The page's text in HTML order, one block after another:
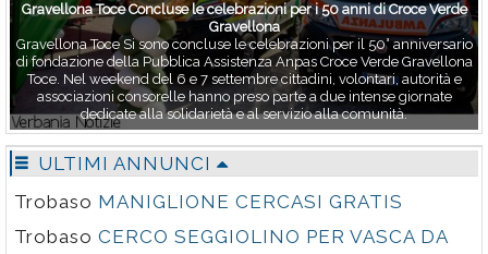
Gravellona Toce Concluse le celebrazioni per i 50 anni di Croce Verde
Gravellona
Gravellona Toce Si sono concluse le celebrazioni per il 50° anniversario
di fondazione della Pubblica Assistenza Anpas Croce Verde Gravellona
Toce. Nel weekend del 6 e 7 settembre cittadini, volontari, autorità e
associazioni consorelle hanno preso parte a due intense giornate
dedicate alla solidarietà e al servizio alla comunità.
ULTIMI ANNUNCI
Trobaso MANIGLIONE CERCASI GRATIS
Trobaso CERCO SEGGIOLINO PER VASCA DA